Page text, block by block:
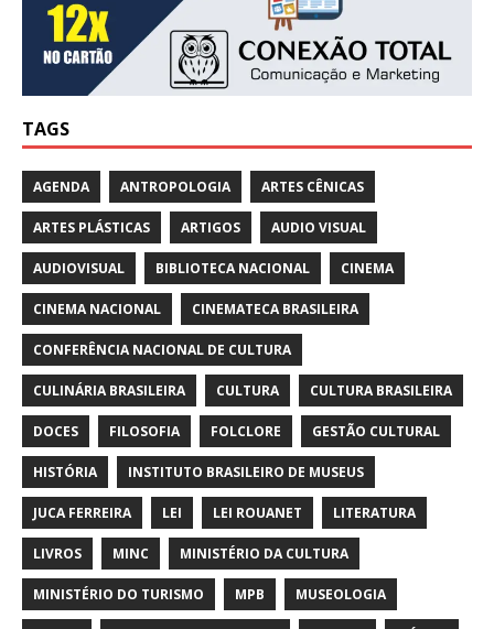
TAGS
AGENDA ANTROPOLOGIA ARTES CÊNICAS
ARTES PLÁSTICAS ARTIGOS AUDIO VISUAL
AUDIOVISUAL BIBLIOTECA NACIONAL CINEMA
CINEMA NACIONAL CINEMATECA BRASILEIRA
CONFERÊNCIA NACIONAL DE CULTURA
CULINÁRIA BRASILEIRA CULTURA CULTURA BRASILEIRA
DOCES FILOSOFIA FOLCLORE GESTÃO CULTURAL
HISTÓRIA INSTITUTO BRASILEIRO DE MUSEUS
JUCA FERREIRA LEI LEI ROUANET LITERATURA
LIVROS MINC MINISTÉRIO DA CULTURA
MINISTÉRIO DO TURISMO MPB MUSEOLOGIA